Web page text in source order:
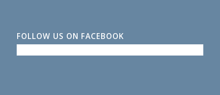
FOLLOW US ON FACEBOOK